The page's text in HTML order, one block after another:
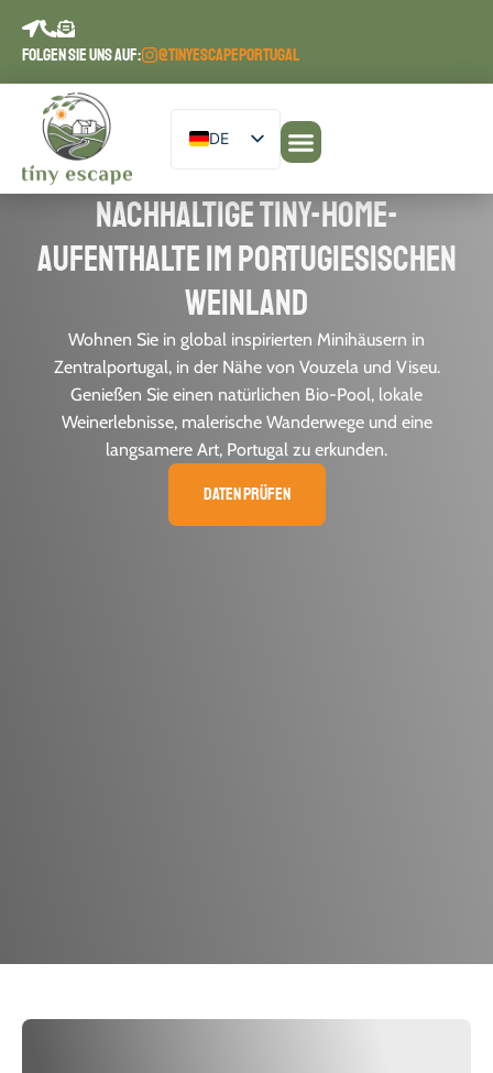
springen
FOLGEN SIE UNS AUF:
@TINYESCAPEPORTUGAL
DE
EN
PT
ES
Nachhaltige Tiny-Home-
Aufenthalte im portugiesischen
Weinland
Wohnen Sie in global inspirierten Minihäusern in
Zentralportugal, in der Nähe von Vouzela und Viseu.
Genießen Sie einen natürlichen Bio-Pool, lokale
Weinerlebnisse, malerische Wanderwege und eine
langsamere Art, Portugal zu erkunden.
DATEN PRÜFEN